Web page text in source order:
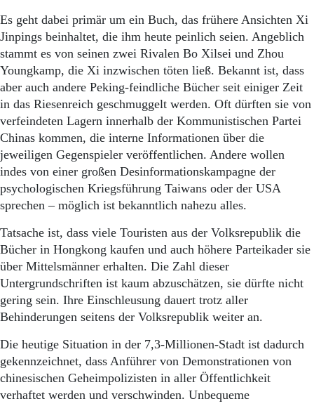
Start
Wer wir sind
Aktuelle Ausgabe
Abonnenten-Login
Abonnent werden
Abo Prämien
Archiv
Mediadaten
Kontakt
Impressum
Datenschutz
Es geht dabei primär um ein Buch, das frühere Ansichten Xi
Jinpings beinhaltet, die ihm heute peinlich seien. Angeblich
stammt es von seinen zwei Rivalen Bo Xilsei und Zhou
Youngkamp, die Xi inzwischen töten ließ. Bekannt ist, dass
aber auch andere Peking-feindliche Bücher seit einiger Zeit
in das Riesenreich geschmuggelt werden. Oft dürften sie von
verfeindeten Lagern innerhalb der Kommunistischen Partei
Chinas kommen, die interne Informationen über die
jeweiligen Gegenspieler veröffentlichen. Andere wollen
indes von einer großen Desinformationskampagne der
psychologischen Kriegsführung Taiwans oder der USA
sprechen – möglich ist bekanntlich nahezu alles.
Tatsache ist, dass viele Touristen aus der Volksrepublik die
Bücher in Hongkong kaufen und auch höhere Parteikader sie
über Mit­telsmänner erhalten. Die Zahl dieser
Untergrundschriften ist kaum abzuschätzen, sie dürfte nicht
gering sein. Ihre Einschleusung dauert trotz aller
Behinderungen seitens der Volksrepublik weiter an.
Die heutige Situation in der 7,3-Millionen-Stadt ist dadurch
gekennzeichnet, dass Anführer von Demonstrationen von
chinesischen Geheimpolizisten in aller Öffentlichkeit
verhaftet werden und verschwinden. Unbequeme